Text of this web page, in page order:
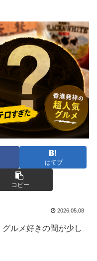
はてブ
コピー
2026.05.08
ルメ好きの間が少し